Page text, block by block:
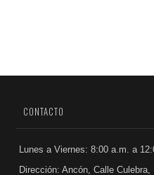
CONTACTO
Lunes a Viernes: 8:00 a.m. a
Dirección: Ancón, Calle